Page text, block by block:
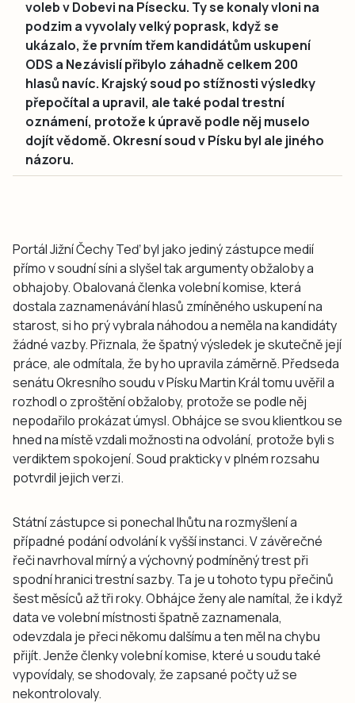
voleb v Dobevi na Písecku. Ty se konaly vloni na
podzim a vyvolaly velký poprask, když se
ukázalo, že prvním třem kandidátům uskupení
ODS a Nezávislí přibylo záhadně celkem 200
hlasů navíc. Krajský soud po stížnosti výsledky
přepočítal a upravil, ale také podal trestní
oznámení, protože k úpravě podle něj muselo
dojít vědomě. Okresní soud v Písku byl ale jiného
názoru.
Portál Jižní Čechy Teď byl jako jediný zástupce medií
přímo v soudní síni a slyšel tak argumenty obžaloby a
obhajoby. Obalovaná členka volební komise, která
dostala zaznamenávání hlasů zmíněného uskupení na
starost, si ho prý vybrala náhodou a neměla na kandidáty
žádné vazby. Přiznala, že špatný výsledek je skutečně její
práce, ale odmítala, že by ho upravila záměrně. Předseda
senátu Okresního soudu v Písku Martin Král tomu uvěřil a
rozhodl o zproštění obžaloby, protože se podle něj
nepodařilo prokázat úmysl. Obhájce se svou klientkou se
hned na místě vzdali možnosti na odvolání, protože byli s
verdiktem spokojení. Soud prakticky v plném rozsahu
potvrdil jejich verzi.
Státní zástupce si ponechal lhůtu na rozmyšlení a
případné podání odvolání k vyšší instanci. V závěrečné
řeči navrhoval mírný a výchovný podmíněný trest při
spodní hranici trestní sazby. Ta je u tohoto typu přečinů
šest měsíců až tři roky. Obhájce ženy ale namítal, že i když
data ve volební místnosti špatně zaznamenala,
odevzdala je přeci někomu dalšímu a ten měl na chybu
přijít. Jenže členky volební komise, které u soudu také
vypovídaly, se shodovaly, že zapsané počty už se
nekontrolovaly.